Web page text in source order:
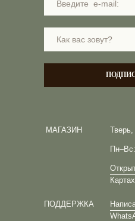
Тверь,
Картах
МАГАЗИН
ПОДДЕРЖКА